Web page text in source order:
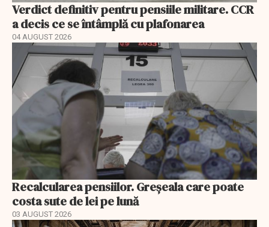
Verdict definitiv pentru pensiile militare. CCR
a decis ce se întâmplă cu plafonarea
04 AUGUST 2026
Recalcularea pensiilor. Greșeala care poate
costa sute de lei pe lună
03 AUGUST 2026